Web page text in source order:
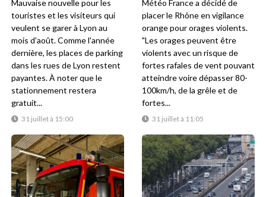
31 juillet à 15:00
Mauvaise nouvelle pour les
touristes et les visiteurs qui
veulent se garer à Lyon au
mois d'août. Comme l'année
dernière, les places de parking
dans les rues de Lyon restent
payantes. À noter que le
stationnement restera
gratuit...
31 juillet à 11:05
Météo France a décidé de
placer le Rhône en vigilance
orange pour orages violents.
"Les orages peuvent être
violents avec un risque de
fortes rafales de vent pouvant
atteindre voire dépasser 80-
100km/h, de la grêle et de
fortes...